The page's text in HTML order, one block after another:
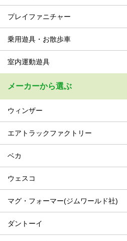
プレイファニチャー
乗用遊具・お散歩車
室内運動遊具
メーカーから選ぶ
ウィンザー
エアトラックファクトリー
ベカ
ウェスコ
マグ・フォーマー(ジムワールド社)
ダントーイ